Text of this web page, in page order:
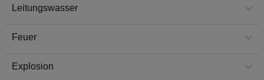
Leitungswasser
Feuer
Explosion